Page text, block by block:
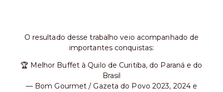
O resultado desse trabalho veio acompanhado de
importantes conquistas:
🏆 Melhor Buffet à Quilo de Curitiba, do Paraná e do
Brasil
— Bom Gourmet / Gazeta do Povo 2023, 2024 e